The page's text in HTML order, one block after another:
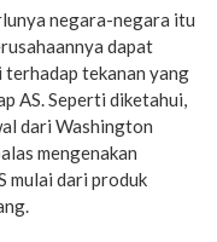
negara-negara itu
dapat
terhadap tekanan yang
AS. Seperti diketahui,
dari Washington
mengenakan
mulai dari produk